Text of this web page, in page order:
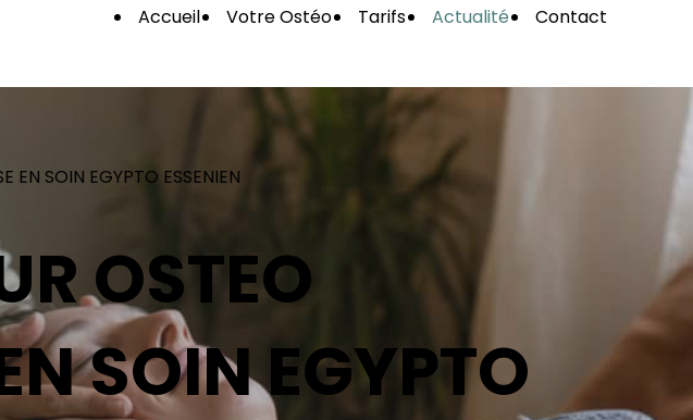
Accueil Votre Ostéo Tarifs Actualité
Contact
EN SOIN EGYPTO ESSENIEN
OSTEO
SOIN EGYPTO